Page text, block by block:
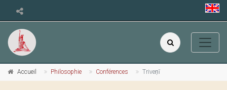
Accueil Philosophie Conférences Triveṇī